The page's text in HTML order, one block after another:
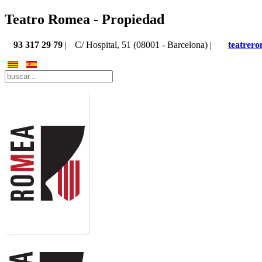
Teatro Romea - Propiedad
93 317 29 79 | C/ Hospital, 51 (08001 - Barcelona) |